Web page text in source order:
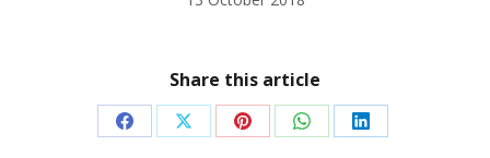
Share this article
PartagerPartagerPartagerPartagerPartager